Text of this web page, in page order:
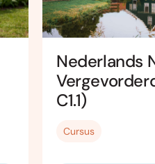
Nederlands
C1.1)
Cursus